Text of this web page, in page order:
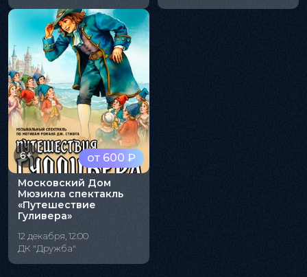
от 600 ₽
6+
Московский Дом
Мюзикла спектакль
«Путешествие
Гуливера»
12 декабря, 12:00
ДК "Дружба"